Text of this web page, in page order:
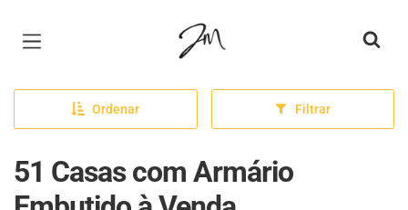
Página inicial
Ordenar Filtrar
51 Casas com Armário